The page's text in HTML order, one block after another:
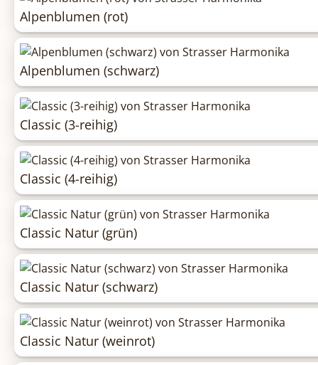
Alpenblumen (rot)
Alpenblumen (schwarz)
Classic (3-reihig)
Classic (4-reihig)
Classic Natur (grün)
Classic Natur (schwarz)
Classic Natur (weinrot)